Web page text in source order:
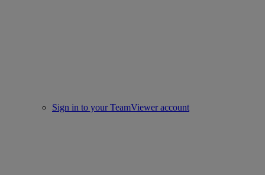
Sign in to your TeamViewer account